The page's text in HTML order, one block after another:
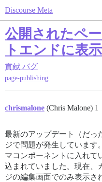
Discourse Meta
公開されたペ
トエンドに表
貢献 バグ
page-publishing
chrismalone (Chris Malone) 1
最新のアップデート（だっ
ジで問題が発生しています
マコンポーネントに入れて
込まれていました。現在、
ジの編集画面でのみ表示さ